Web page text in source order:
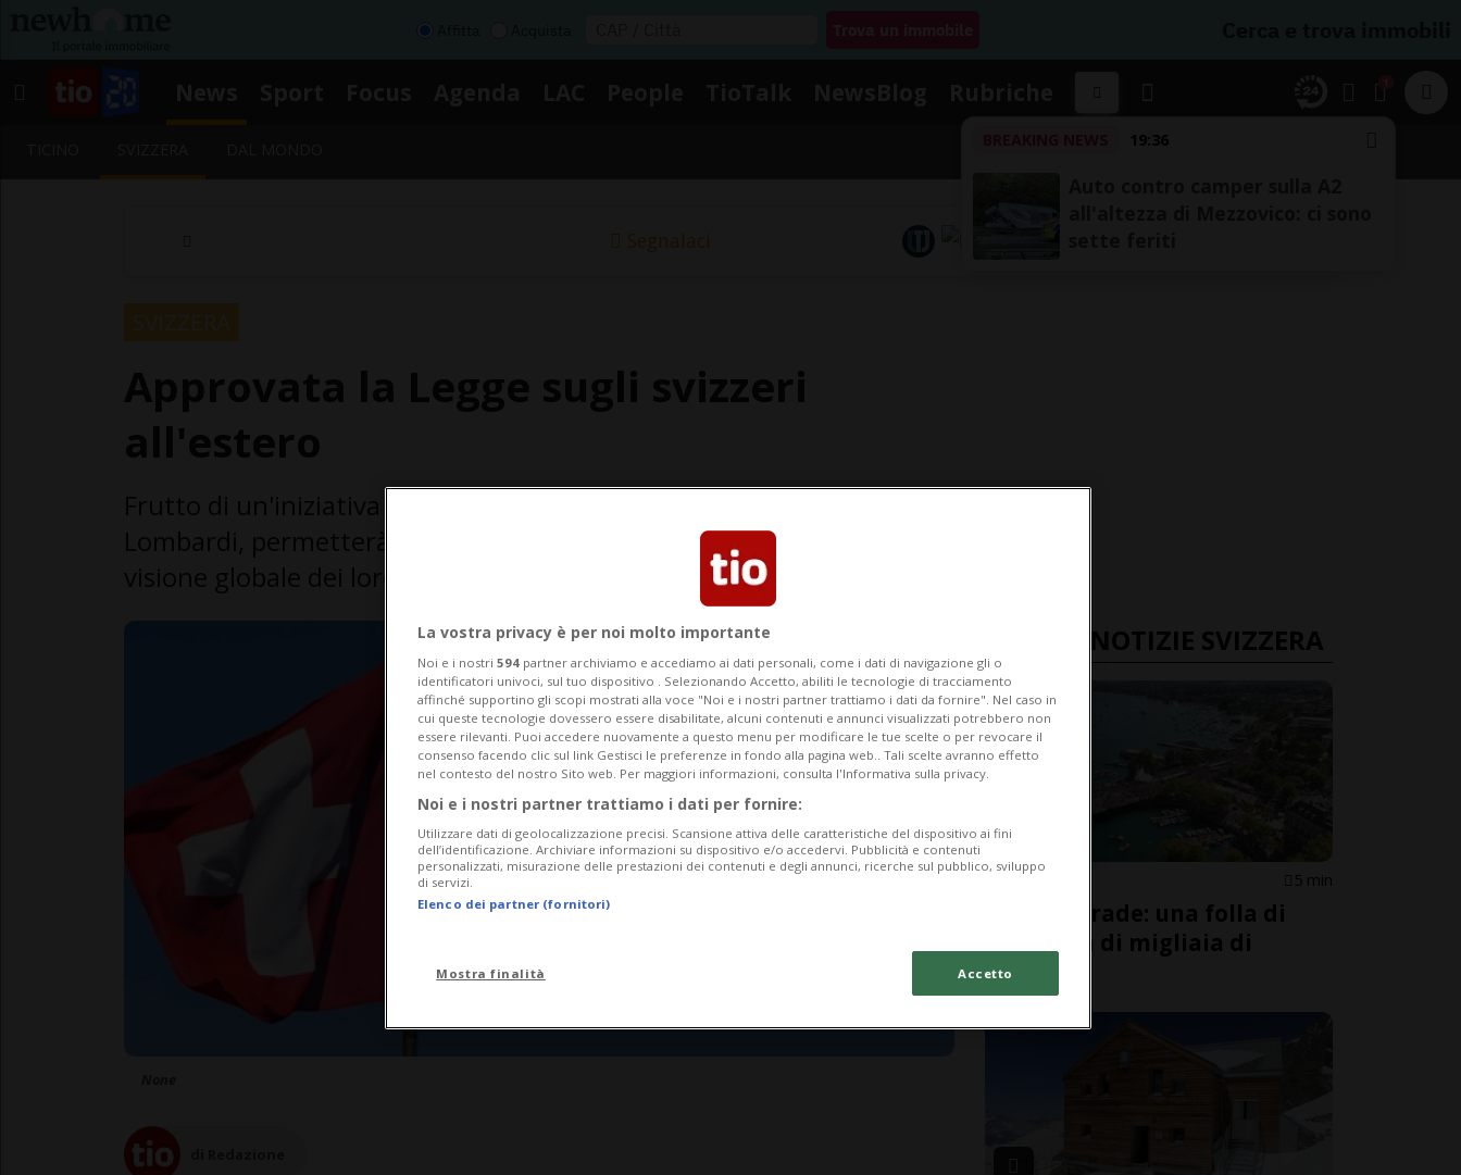
19:36
Segnalaci
Lombardi, permetterà agli oltre 730mila espatriati di avere una
ULTIME NOTIZIE SVIZZERA
ZURIGO 5 min
Street Parade: una folla di
centinaia di migliaia di
persone
La vostra privacy è per noi molto importante
Noi e i nostri 594 partner archiviamo e accediamo ai dati personali, come i dati di navigazione gli o
identificatori univoci, sul tuo dispositivo . Selezionando Accetto, abiliti le tecnologie di tracciamento
affinché supportino gli scopi mostrati alla voce "Noi e i nostri partner trattiamo i dati da fornire". Nel caso in
cui queste tecnologie dovessero essere disabilitate, alcuni contenuti e annunci visualizzati potrebbero non
essere rilevanti. Puoi accedere nuovamente a questo menu per modificare le tue scelte o per revocare il
consenso facendo clic sul link Gestisci le preferenze in fondo alla pagina web.. Tali scelte avranno effetto
nel contesto del nostro Sito web. Per maggiori informazioni, consulta l'Informativa sulla privacy.
Noi e i nostri partner trattiamo i dati per fornire:
Utilizzare dati di geolocalizzazione precisi. Scansione attiva delle caratteristiche del dispositivo ai fini
dell’identificazione. Archiviare informazioni su dispositivo e/o accedervi. Pubblicità e contenuti
personalizzati, misurazione delle prestazioni dei contenuti e degli annunci, ricerche sul pubblico, sviluppo
di servizi.
Elenco dei partner (fornitori)
Mostra finalità Accetto